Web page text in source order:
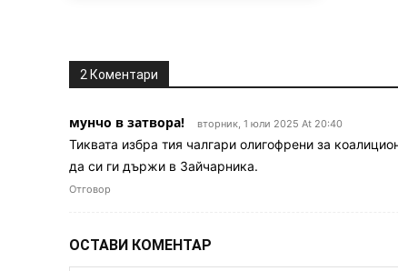
2 Коментари
мунчо в затвора! вторник, 1 юли 2025 At 20:40
Тиквата избра тия чалгари олигофрени за
да си ги държи в Зайчарника.
Отговор
ОСТАВИ КОМЕНТАР